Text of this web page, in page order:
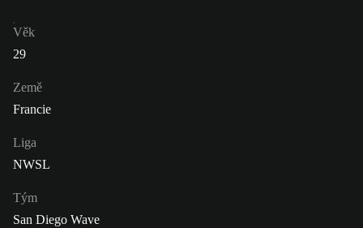
Věk
29
Země
Francie
Liga
NWSL
Tým
San Diego Wave